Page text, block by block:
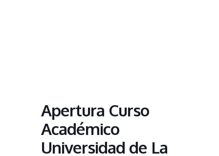
Apertura Curso
Académico
Universidad de La